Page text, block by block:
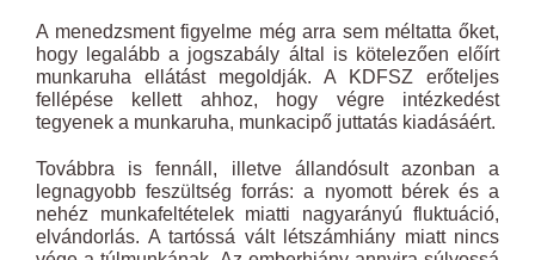
A menedzsment figyelme még arra sem méltatta őket,
hogy legalább a jogszabály által is kötelezően előírt
munkaruha ellátást megoldják. A KDFSZ erőteljes
fellépése kellett ahhoz, hogy végre intézkedést
tegyenek a munkaruha, munkacipő juttatás kiadásáért.
Továbbra is fennáll, illetve állandósult azonban a
legnagyobb feszültség forrás: a nyomott bérek és a
nehéz munkafeltételek miatti nagyarányú fluktuáció,
elvándorlás. A tartóssá vált létszámhiány miatt nincs